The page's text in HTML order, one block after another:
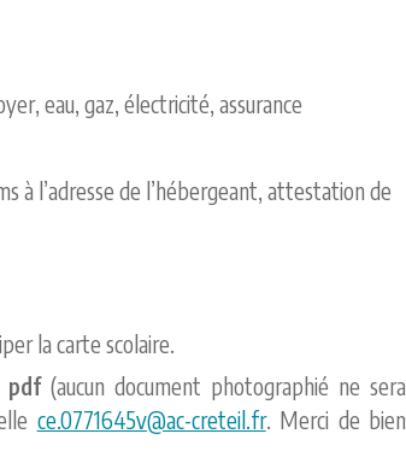
eau, gaz, électricité, assurance
à l’adresse de l’hébergeant, attestation de
la carte scolaire.
pdf(aucun document photographié ne sera
ce.0771645v@ac-creteil.fr. Merci de bien